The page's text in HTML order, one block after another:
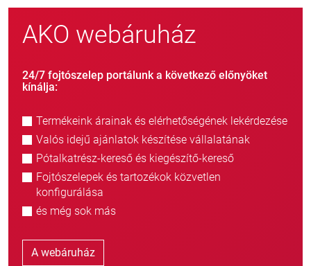
AKO webáruház
24/7 fojtószelep portálunk a következő előnyöket
kínálja:
Termékeink árainak és elérhetőségének lekérdezése
Valós idejű ajánlatok készítése vállalatának
Pótalkatrész-kereső és kiegészítő-kereső
Fojtószelepek és tartozékok közvetlen
konfigurálása
és még sok más
A webáruház